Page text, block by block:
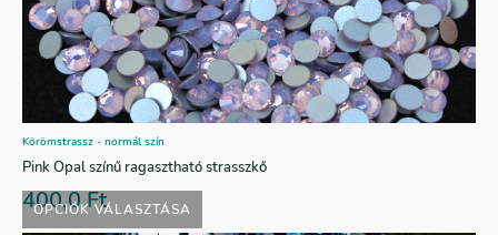
OPCIÓK VÁLASZTÁSA
Körömstrassz - normál szín
Pink Opal színű ragasztható strasszkő
400,0Ft